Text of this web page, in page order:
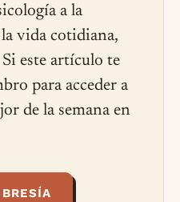
a la
vida cotidiana,
este artículo te
para acceder a
de la semana en